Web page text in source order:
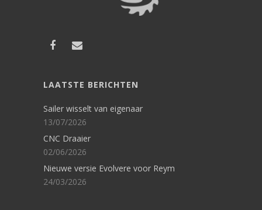
LAATSTE BERICHTEN
Sailer wisselt van eigenaar
13/07/2026
CNC Draaier
02/06/2026
Nieuwe versie Evolvere voor Reym
24/03/2026